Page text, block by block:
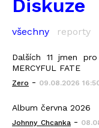
Diskuze
všechny reporty
Dalších 11 jmen
MERCYFUL FATE
Zero - 09.08.2026
Album června 2026
Johnny_Chcanka -